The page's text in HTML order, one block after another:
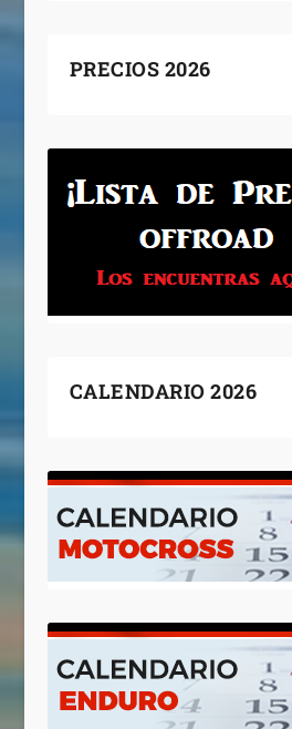
PRECIOS 2026
CALENDARIO 2026